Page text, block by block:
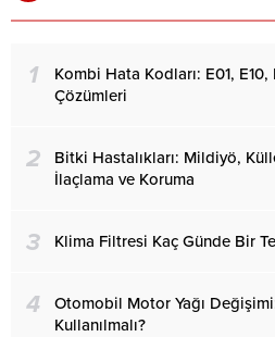
1
Kombi Hata Kodları: E01,
Çözümleri
2
Bitki Hastalıkları: Mildiyö,
İlaçlama ve Koruma
3 Klima Filtresi Kaç Günde Bir
4
Otomobil Motor Yağı
Kullanılmalı?